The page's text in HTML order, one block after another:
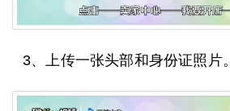
3、上传一张头部和身份证照片。